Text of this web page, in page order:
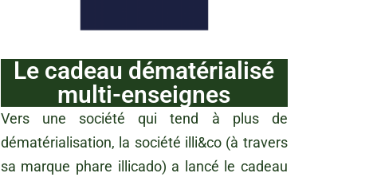
Le cadeau dématérialisé
multi-enseignes
Vers une société qui tend à plus de
dématérialisation, la société illi&co (à travers
sa marque phare illicado) a lancé le cadeau